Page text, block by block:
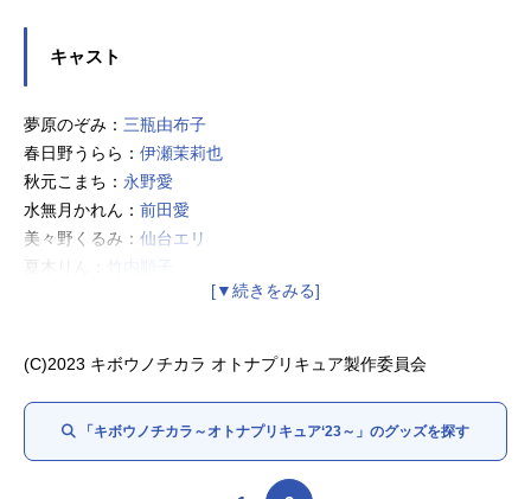
キャスト
夢原のぞみ： 三瓶由布子
春日野うらら： 伊瀬茉莉也
秋元こまち： 永野愛
水無月かれん： 前田愛
美々野くるみ： 仙台エリ
日笠陽子
ナッツ：入野自由
シロップ：朴璐美
ブンビー：高木渉
(C)2023 キボウノチカラ オトナプリキュア製作委員会
「キボウノチカラ～オトナプリキュア‘23～」のグッズを探す